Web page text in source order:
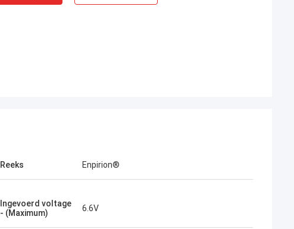
Reeks Enpirion®
Ingevoerd voltage
- (Maximum)
6.6V